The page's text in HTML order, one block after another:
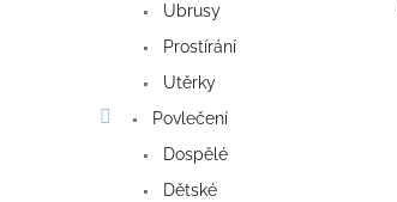
Ubrusy
Prostírání
Utěrky
Povlečení
Dospělé
Dětské